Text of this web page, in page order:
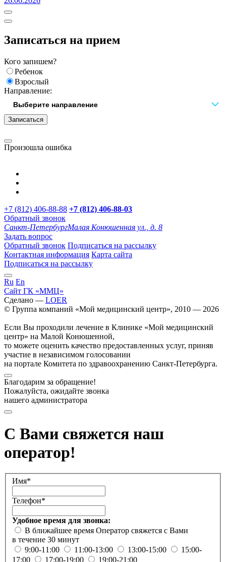
Записаться на прием
Кого запишем?
Ребенок
Взрослый
Направление:
Записаться
Произошла ошибка
+7 (812) 406-88-88 +7 (812) 406-88-03
Обратный звонок
Санкт-ПетербургМалая Конюшенная ул., д. 8
Задать вопрос
Обратный звонок Подписаться на рассылку
Контактная информация Карта сайта
Подписаться на рассылку
Ru En
Сайт ГК «ММЦ»
Сделано — LOER
© Группа компаний «Мой медицинский центр», 2010 — 2026
Если Вы проходили лечение в Клинике «Мой медицинский
центр» на Малой Конюшенной,
то можете оценить качество предоставленных услуг, приняв
участие в независимом голосовании
на портале Комитета по здравоохранению Санкт-Петербурга.
Благодарим за обращение!
Пожалуйста, ожидайте звонка
нашего администратора
С Вами свяжется наш
оператор!
Имя*
Телефон*
Удобное время для звонка:
В ближайшее время Оператор свяжется с Вами
в течение 30 минут
9:00-11:00
11:00-13:00 13:00-15:00
15:00-
17:00
17:00-19:00 19:00-21:00